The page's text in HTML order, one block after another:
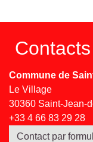
Contacts
Commune de
Le Village
30360 Saint-Jean-
+33 4 66 83 29 28
Contact par